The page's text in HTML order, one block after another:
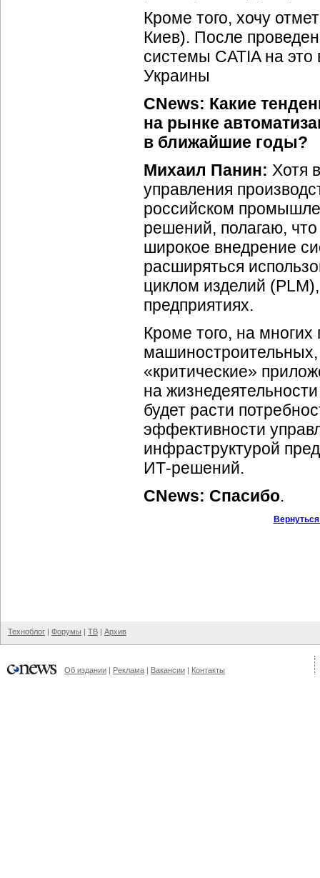
Кроме того, хочу
Киев). После
системы CATIA на
Украины
CNews: Какие
на рынке
в ближайшие годы?
Михаил Панин: Хотя
управления
российском
решений, полагаю,
широкое внедрение
расширяться
циклом изделий
предприятиях.
Кроме того, на
машиностроительных,
«критические»
на
будет расти
эффективности
инфраструктурой
ИТ-решений.
CNews: Спасибо.
Техноблог | Форумы | ТВ | Архив
Об издании | Реклама | Вакансии | Контакты